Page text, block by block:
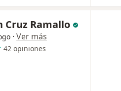
Cruz Ramallo
· Ver más
42 opiniones